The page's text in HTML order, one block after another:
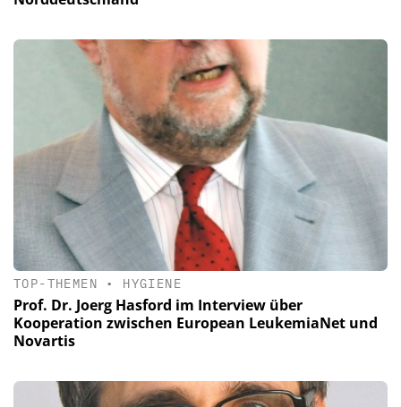
TOP-THEMEN • HYGIENE
Prof. Dr. Joerg Hasford im Interview über
Kooperation zwischen European LeukemiaNet und
Novartis